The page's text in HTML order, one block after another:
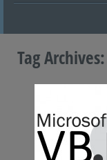
Tag Archives: